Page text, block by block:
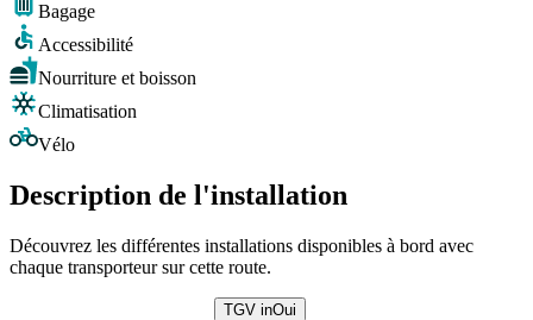
Bagage
Accessibilité
Nourriture et boisson
Climatisation
Vélo
Description de l'installation
Découvrez les différentes installations disponibles à bord avec
chaque transporteur sur cette route.
TGV inOui